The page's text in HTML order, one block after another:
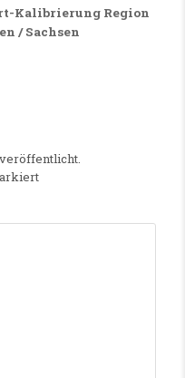
Kalibrierung Region
/ Sachsen